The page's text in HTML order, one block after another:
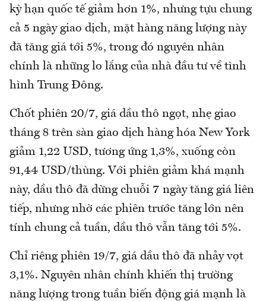
kỳ hạn quốc tế giảm hơn 1%, nhưng tựu chung
cả 5 ngày giao dịch, mặt hàng năng lượng này
đã tăng giá tới 5%, trong đó nguyên nhân
chính là những lo lắng của nhà đầu tư về tình
hình Trung Đông.
Chốt phiên 20/7, giá dầu thô ngọt, nhẹ giao
tháng 8 trên sàn giao dịch hàng hóa New York
giảm 1,22 USD, tương ứng 1,3%, xuống còn
91,44 USD/thùng. Với phiên giảm khá mạnh
này, dầu thô đã dừng chuỗi 7 ngày tăng giá liên
tiếp, nhưng nhờ các phiên trước tăng lớn nên
tính chung cả tuần, dầu thô vẫn tăng tới 5%.
Chỉ riêng phiên 19/7, giá dầu thô đã nhảy vọt
3,1%. Nguyên nhân chính khiến thị trường
năng lượng trong tuần biến động giá mạnh là